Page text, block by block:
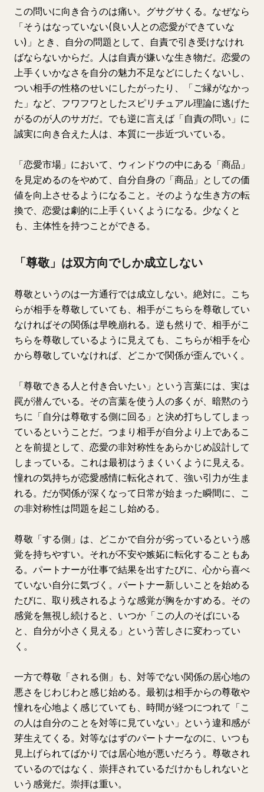
この問いに向き合うのは痛い。グサグサくる。なぜなら
「そうはなっていない(良い人との恋愛ができていな
い)」とき、自分の問題として、自責で引き受けなけれ
ばならないからだ。人は自責が嫌いな生き物だ。恋愛の
上手くいかなさを自分の魅力不足などにしたくないし、
つい相手の性格のせいにしたがったり、「ご縁がなかっ
た」など、フワフワとしたスピリチュアル理論に逃げた
がるのが人のサガだ。でも逆に言えば「自責の問い」に
誠実に向き合えた人は、本質に一歩近づいている。
「恋愛市場」において、ウィンドウの中にある「商品」
を見定めるのをやめて、自分自身の「商品」としての価
値を向上させるようになること。そのような生き方の転
換で、恋愛は劇的に上手くいくようになる。少なくと
も、主体性を持つことができる。
「尊敬」は双方向でしか成立しない
尊敬というのは一方通行では成立しない。絶対に。こち
らが相手を尊敬していても、相手がこちらを尊敬してい
なければその関係は早晩崩れる。逆も然りで、相手がこ
ちらを尊敬しているように見えても、こちらが相手を心
から尊敬していなければ、どこかで関係が歪んでいく。
「尊敬できる人と付き合いたい」という言葉には、実は
罠が潜んでいる。その言葉を使う人の多くが、暗黙のう
ちに「自分は尊敬する側に回る」と決め打ちしてしまっ
ているということだ。つまり相手が自分より上であるこ
とを前提として、恋愛の非対称性をあらかじめ設計して
しまっている。これは最初はうまくいくように見える。
憧れの気持ちが恋愛感情に転化されて、強い引力が生ま
れる。だが関係が深くなって日常が始まった瞬間に、こ
の非対称性は問題を起こし始める。
尊敬「する側」は、どこかで自分が劣っているという感
覚を持ちやすい。それが不安や嫉妬に転化することもあ
る。パートナーが仕事で結果を出すたびに、心から喜べ
ていない自分に気づく。パートナー新しいことを始める
たびに、取り残されるような感覚が胸をかすめる。その
感覚を無視し続けると、いつか「この人のそばにいる
と、自分が小さく見える」という苦しさに変わってい
く。
一方で尊敬「される側」も、対等でない関係の居心地の
悪さをじわじわと感じ始める。最初は相手からの尊敬や
憧れを心地よく感じていても、時間が経つにつれて「こ
の人は自分のことを対等に見ていない」という違和感が
芽生えてくる。対等なはずのパートナーなのに、いつも
見上げられてばかりでは居心地が悪いだろう。尊敬され
ているのではなく、崇拝されているだけかもしれないと
いう感覚だ。崇拝は重い。